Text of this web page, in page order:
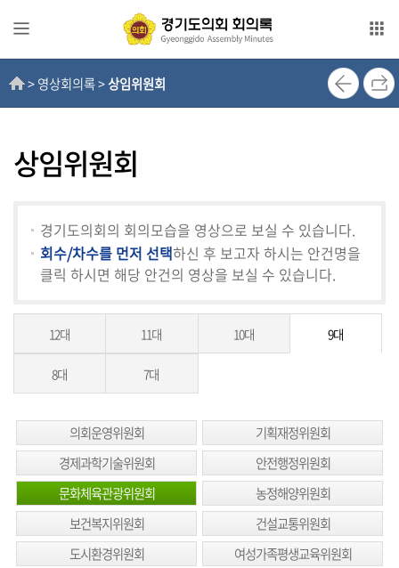
본문으로 바로가기
메인메뉴 바로가기
전
자
의
록
상
회
송
방
송
> 영상회의록 >상임위원회
상임위원회
경기도의회의 회의모습을 영상으로 보실 수 있습니다.
회수/차수를 먼저 선택하신 후 보고자 하시는 안건명을
클릭 하시면 해당 안건의 영상을 보실 수 있습니다.
12대 11대 10대 9대
8대 7대
의회운영위원회
기획재정위원회
경제과학기술위원회
안전행정위원회
문화체육관광위원회
농정해양위원회
보건복지위원회
건설교통위원회
도시환경위원회
여성가족평생교육위원회